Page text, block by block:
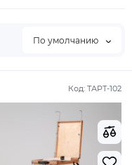
По умолчанию
Код: ТАРТ-102